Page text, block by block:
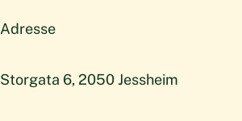
Adresse
Storgata 6, 2050 Jessheim